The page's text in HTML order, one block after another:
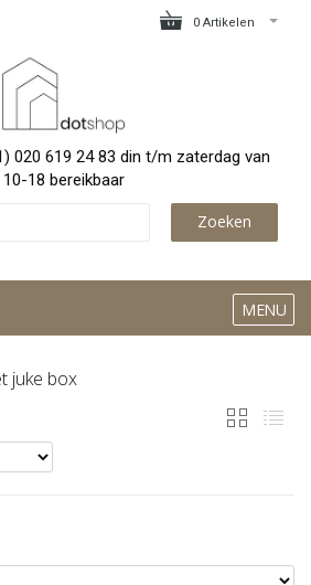
0 Artikelen
020 619 24 83 din t/m zaterdag van
10-18 bereikbaar
Zoeken
MENU
juke box